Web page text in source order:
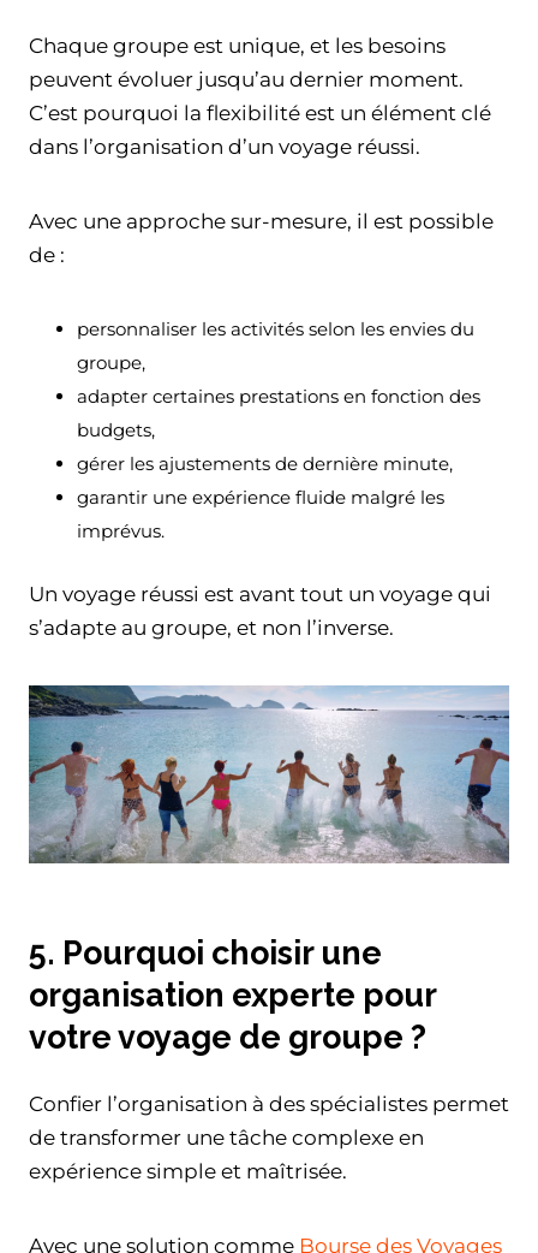
Chaque groupe est unique, et les besoins
peuvent évoluer jusqu’au dernier moment.
C’est pourquoi la flexibilité est un élément clé
dans l’organisation d’un voyage réussi.
Avec une approche sur-mesure, il est possible
de :
personnaliser les activités selon les envies du
groupe,
adapter certaines prestations en fonction des
budgets,
gérer les ajustements de dernière minute,
garantir une expérience fluide malgré les
imprévus.
Un voyage réussi est avant tout un voyage qui
s’adapte au groupe, et non l’inverse.
5. Pourquoi choisir une
organisation experte pour
votre voyage de groupe ?
Confier l’organisation à des spécialistes permet
de transformer une tâche complexe en
expérience simple et maîtrisée.
Avec une solution comme Bourse des Voyages